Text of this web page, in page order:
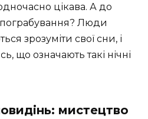
цікава. А до
пограбування? Люди
зрозуміти свої сни, і
що означають такі нічні
мистецтво